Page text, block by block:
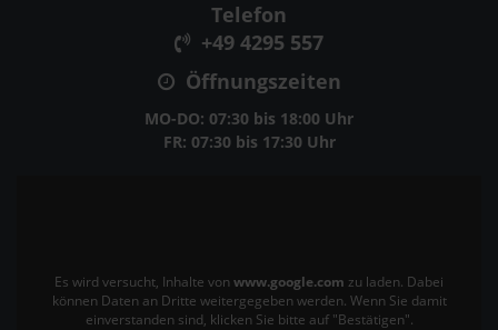
Telefon
+49 4295 557
Öffnungszeiten
MO-DO: 07:30 bis 18:00 Uhr
FR: 07:30 bis 17:30 Uhr
Es wird versucht, Inhalte von www.google.com zu laden. Dabei
können Daten an Dritte weitergegeben werden. Wenn Sie damit
einverstanden sind, klicken Sie bitte auf "Bestätigen".